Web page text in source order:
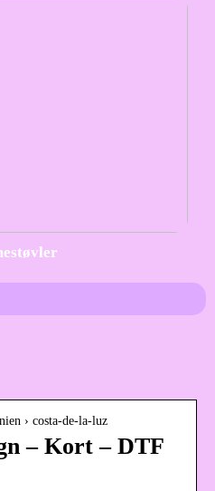
› costa-de-la-luz
– Kort – DTF